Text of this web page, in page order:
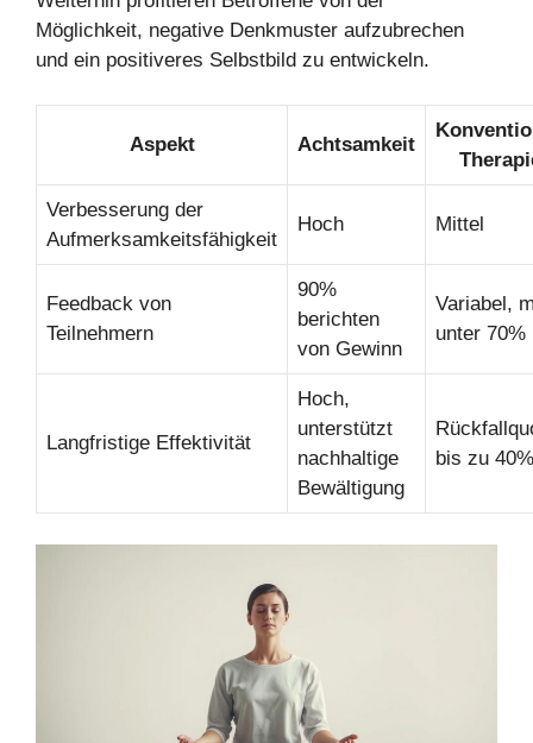
Möglichkeit, negative Denkmuster aufzubrechen
und ein positiveres Selbstbild zu entwickeln.
Aspekt Achtsamkeit
Verbesserung der
Aufmerksamkeitsfähigkeit
Hoch Mittel
Feedback von
Teilnehmern
90%
berichten
von Gewinn
Variabel,
unter 70%
Langfristige Effektivität
Hoch,
unterstützt
nachhaltige
Bewältigung
bis zu 40%